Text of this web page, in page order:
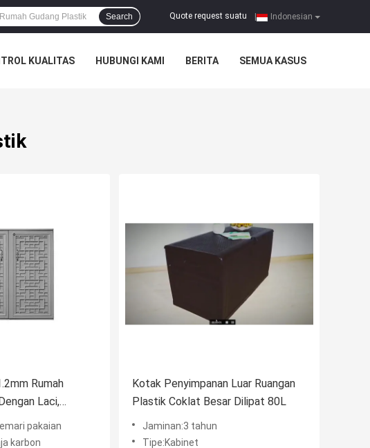
Indonesian
Quote request suatu
Search
KUALITAS HUBUNGI KAMI BERITA SEMUA KASUS
Rumah
Laci,
Plastik Luar
pakaian
karbon
Kotak Penyimpanan Luar Ruangan
Plastik Coklat Besar Dilipat 80L
Jaminan:3 tahun
Tipe:Kabinet